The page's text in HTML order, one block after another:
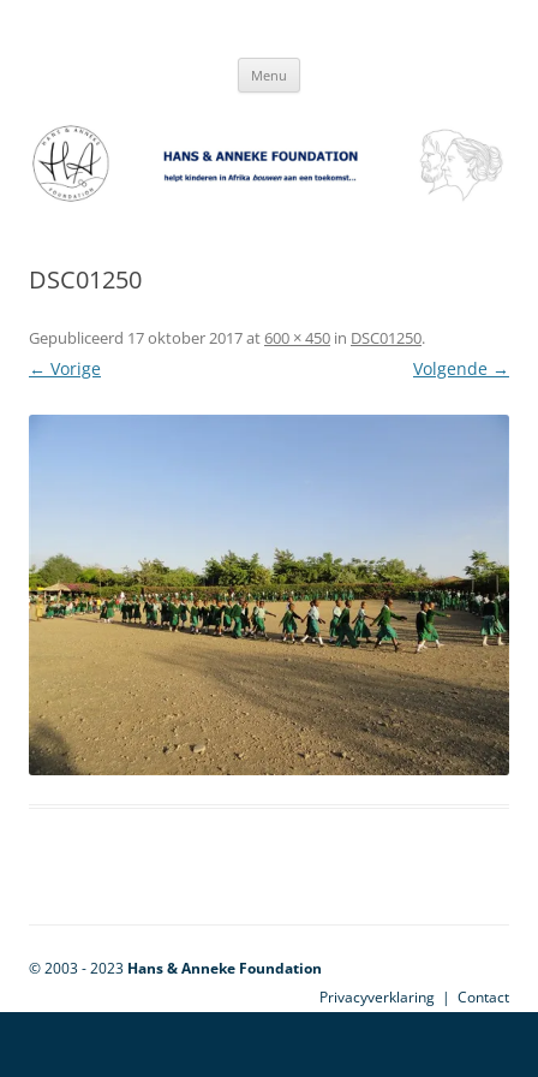
Menu
DSC01250
Gepubliceerd 17 oktober 2017at600 × 450 in DSC01250.
← Vorige Volgende →
© 2003 - 2023 Hans & Anneke Foundation
Privacyverklaring | Contact